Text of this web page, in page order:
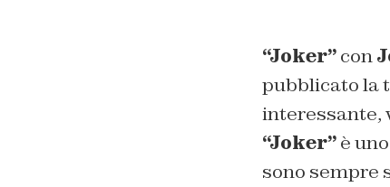
“Joker”con
pubblicato la
interessante,
“Joker”è
sono sempre